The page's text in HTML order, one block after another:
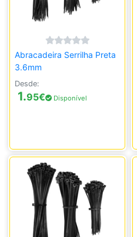
Abracadeira Serrilha Preta
3.6mm
Desde:
1.95€ Disponível